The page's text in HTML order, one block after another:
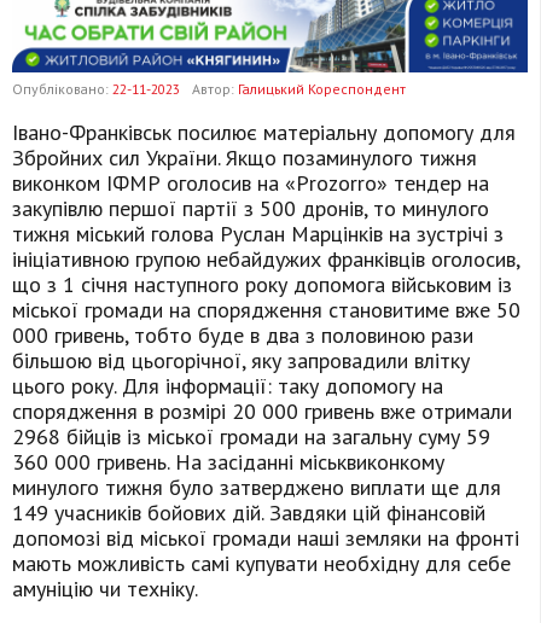
Опубліковано: 22-11-2023 Автор: Галицький Кореспондент
Івано-Франківськ посилює матеріальну допомогу для
Збройних сил України. Якщо позаминулого тижня
виконком ІФМР оголосив на «Рrozorro» тендер на
закупівлю першої партії з 500 дронів, то минулого
тижня міський голова Руслан Марцінків на зустрічі з
ініціативною групою небайдужих франківців оголосив,
що з 1 січня наступного року допомога військовим із
міської громади на спорядження становитиме вже 50
000 гривень, тобто буде в два з половиною рази
більшою від цьогорічної, яку запровадили влітку
цього року. Для інформації: таку допомогу на
спорядження в розмірі 20 000 гривень вже отримали
2968 бійців із міської громади на загальну суму 59
360 000 гривень. На засіданні міськвиконкому
минулого тижня було затверджено виплати ще для
149 учасників бойових дій. Завдяки цій фінансовій
допомозі від міської громади наші земляки на фронті
мають можливість самі купувати необхідну для себе
амуніцію чи техніку.